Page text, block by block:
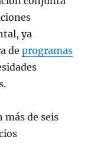
ya
deprogramas
más de seis